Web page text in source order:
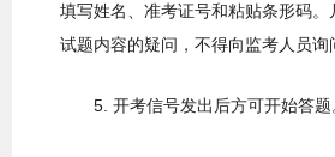
填写姓名、准考证号和粘贴条形码
试题内容的疑问，不得向监考人员询
5. 开考信号发出后方可开始答题